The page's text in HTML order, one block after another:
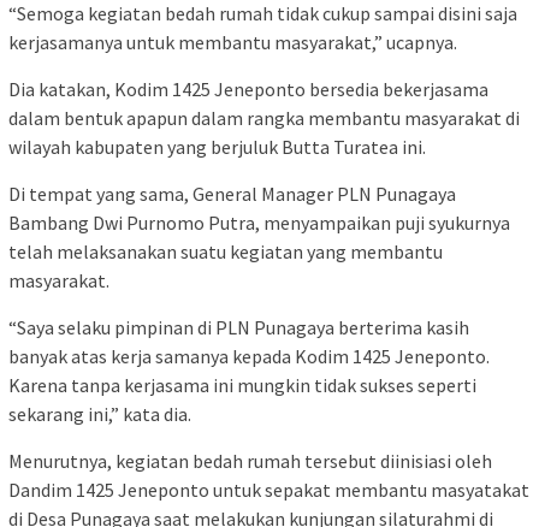
“Semoga kegiatan bedah rumah tidak cukup sampai disini saja
kerjasamanya untuk membantu masyarakat,” ucapnya.
Dia katakan, Kodim 1425 Jeneponto bersedia bekerjasama
dalam bentuk apapun dalam rangka membantu masyarakat di
wilayah kabupaten yang berjuluk Butta Turatea ini.
Di tempat yang sama, General Manager PLN Punagaya
Bambang Dwi Purnomo Putra, menyampaikan puji syukurnya
telah melaksanakan suatu kegiatan yang membantu
masyarakat.
“Saya selaku pimpinan di PLN Punagaya berterima kasih
banyak atas kerja samanya kepada Kodim 1425 Jeneponto.
Karena tanpa kerjasama ini mungkin tidak sukses seperti
sekarang ini,” kata dia.
Menurutnya, kegiatan bedah rumah tersebut diinisiasi oleh
Dandim 1425 Jeneponto untuk sepakat membantu masyatakat
di Desa Punagaya saat melakukan kunjungan silaturahmi di